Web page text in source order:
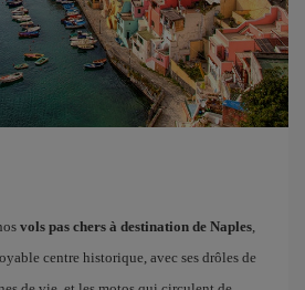
vols pas chers à destination de Naples,
centre historique, avec ses drôles de